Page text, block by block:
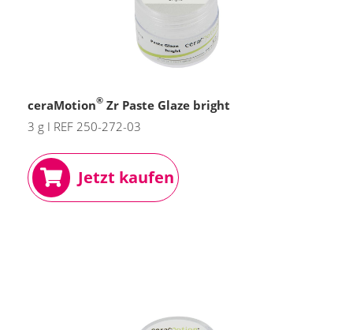
ceraMotion® Zr Paste Glaze bright
3 g I REF 250-272-03
Jetzt kaufen